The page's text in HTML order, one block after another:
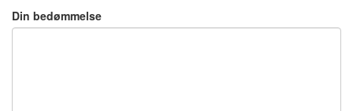
Din bedømmelse